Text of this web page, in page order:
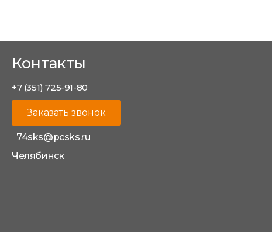
Контакты
+7 (351) 725-91-80
Заказать звонок
74sks@pcsks.ru
Челябинск